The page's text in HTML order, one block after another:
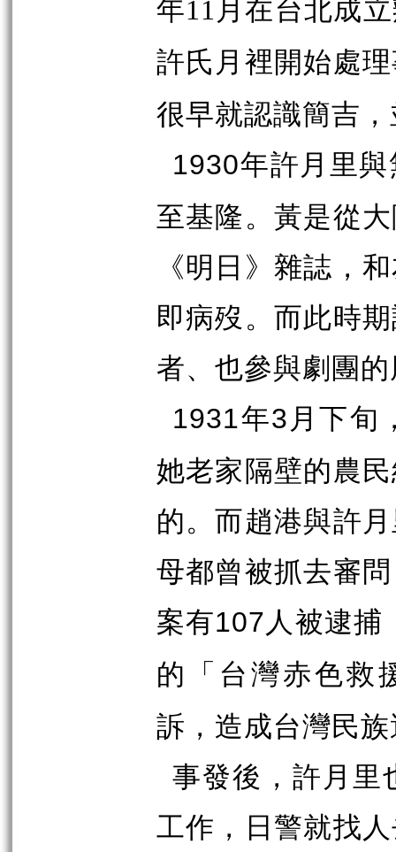
年11 月在台北成
許氏月裡開始處
很早就認識簡吉
1930年許月里
至基隆。黃是從
《明日》雜誌，
即病歿。而此時
者、也參與劇團
1931年3 月下旬
她老家隔壁的農
的。而趙港與許
母都曾被抓去審
案有107人被逮捕
的「台灣赤色救
訴，造成台灣民
事發後，許月里
工作，日警就找